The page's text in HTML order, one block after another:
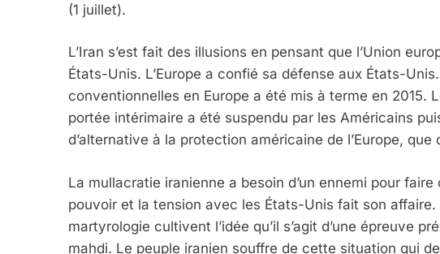
(1 juillet).
L’Iran s’est fait des illusions en pensant que l’Union
États-Unis. L’Europe a confié sa défense aux États-
conventionnelles en Europe a été mis à terme en 2015.
portée intérimaire a été suspendu par les Américains
d’alternative à la protection américaine de l’Europe,
La mullacratie iranienne a besoin d’un ennemi pour
pouvoir et la tension avec les États-Unis fait son
martyrologie cultivent l’idée qu’il s’agit d’une épreuve
mahdi. Le peuple iranien souffre de cette situation qui